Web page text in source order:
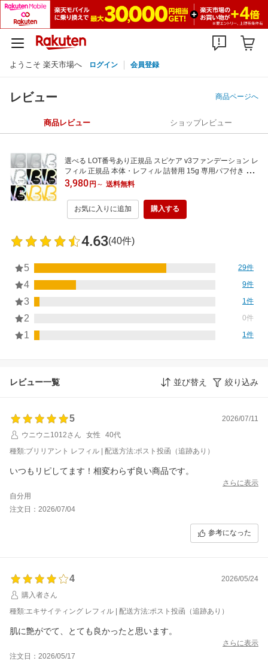
ようこそ 楽天市場へ ログイン 会員登録
レビュー 商品ページへ
商品レビュー ショップレビュー
選べる LOT番号あり正規品 スピケア v3ファンデーション レ
フィル 正規品 本体・レフィル 詰替用 15g 専用パフ付き ス
ピケア V3ファンデーション クッションファンデ V3 インテ
リジェント キキララ限定 美肌 透明感 ツヤ 韓国コスメ 保湿
下地不要 SPICARE
3,980円 ～ 送料無料
お気に入りに追加 購入する
4.63(40件)
5 29件
4 9件
3 1件
2 0件
1 1件
レビュー一覧 並び替え 絞り込み
5
2026/07/11
ウニウニ1012さん
女性
40代
種類:ブリリアント レフィル | 配送方法:ポスト投函（追跡あり）
いつもリピしてます！相変わらず良い商品です。
さらに表示
自分用
注文日：2026/07/04
参考になった
4
2026/05/24
購入者さん
種類:エキサイティング レフィル | 配送方法:ポスト投函（追跡あり）
肌に艶がでて、とても良かったと思います。
さらに表示
注文日：2026/05/17